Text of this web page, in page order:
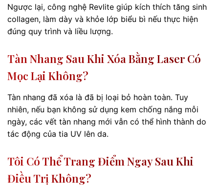
Ngược lại, công nghệ Revlite giúp kích thích tăng sinh
collagen, làm dày và khỏe lớp biểu bì nếu thực hiện
đúng quy trình và liều lượng.
Tàn Nhang Sau Khi Xóa Bằng Laser Có
Mọc Lại Không?
Tàn nhang đã xóa là đã bị loại bỏ hoàn toàn. Tuy
nhiên, nếu bạn không sử dụng kem chống nắng mỗi
ngày, các vết tàn nhang mới vẫn có thể hình thành do
tác động của tia UV lên da.
Tôi Có Thể Trang Điểm Ngay Sau Khi
Điều Trị Không?